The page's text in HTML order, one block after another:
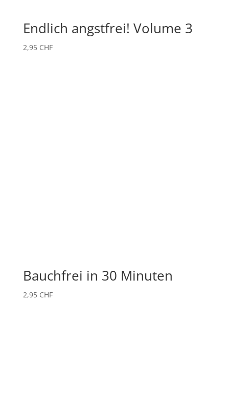
Endlich angstfrei! Volume 3
2,95 CHF
Bauchfrei in 30 Minuten
2,95 CHF